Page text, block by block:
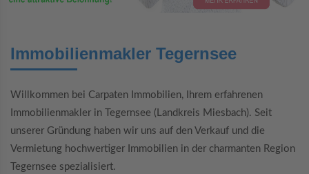
Immobilienmakler Tegernsee
Willkommen bei Carpaten Immobilien, Ihrem erfahrenen
Immobilienmakler in Tegernsee (Landkreis Miesbach). Seit
unserer Gründung haben wir uns auf den Verkauf und die
Vermietung hochwertiger Immobilien in der charmanten Region
Tegernsee spezialisiert.